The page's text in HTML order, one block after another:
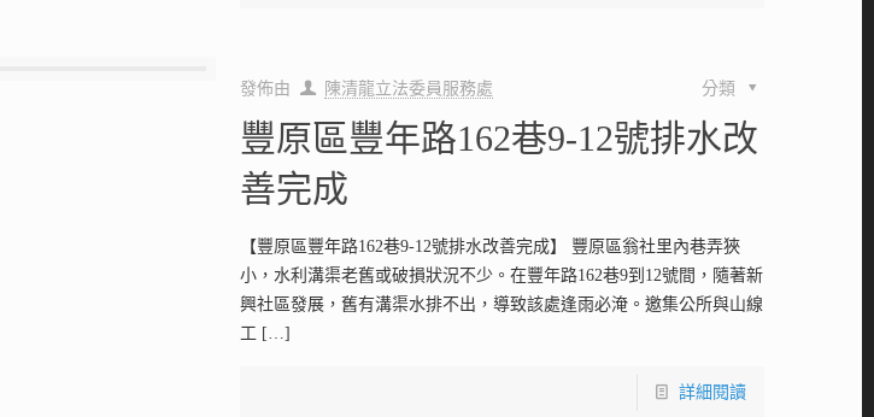
發佈由 陳清龍立法委員服務處 分類
豐原區豐年路162巷9-12號排水改
善完成
【豐原區豐年路162巷9-12號排水改善完成】 豐原區翁社里內巷弄狹
小，水利溝渠老舊或破損狀況不少。在豐年路162巷9到12號間，隨著新
興社區發展，舊有溝渠水排不出，導致該處逢雨必淹。邀集公所與山線
工 […]
詳細閱讀